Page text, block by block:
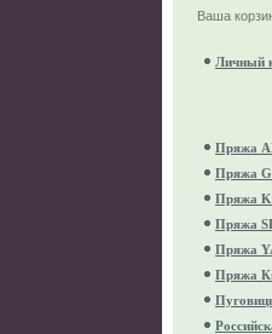
Ваша
Личный
Пряжа
Пряжа
Пряжа
Пряжа
Пряжа
Пряжа